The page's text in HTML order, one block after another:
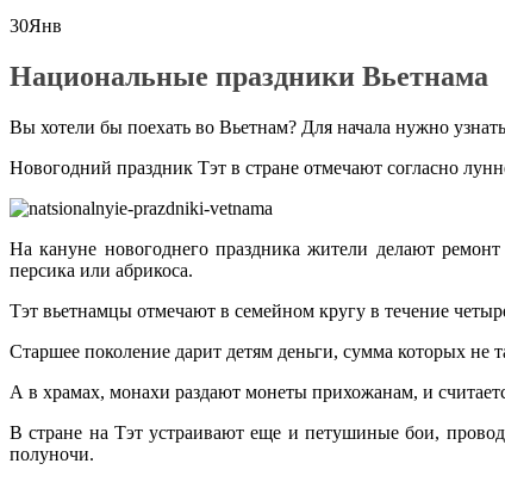
30Янв
Национальные праздники Вьетнама
Вы хотели бы поехать во Вьетнам? Для начала нужно
Новогодний праздник Тэт в стране отмечают согласно
На кануне новогоднего праздника жители делают
персика или абрикоса.
Тэт вьетнамцы отмечают в семейном кругу в течение
Старшее поколение дарит детям деньги, сумма которых
А в храмах, монахи раздают монеты прихожанам, и
В стране на Тэт устраивают еще и петушиные бои,
полуночи.